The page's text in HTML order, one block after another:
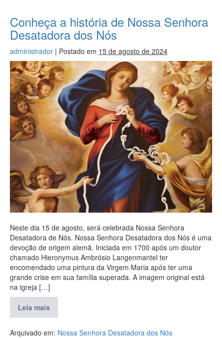
Conheça a história de Nossa Senhora
Desatadora dos Nós
administrador | Postado em 15 de agosto de 2024
Neste dia 15 de agosto, será celebrada Nossa Senhora
Desatadora de Nós. Nossa Senhora Desatadora dos Nós é uma
devoção de origem alemã. Iniciada em 1700 após um doutor
chamado Hieronymus Ambrósio Langenmantel ter
encomendado uma pintura da Virgem Maria após ter uma
grande crise em sua família superada. A imagem original está
na igreja […]
Leia mais
Arquivado em: Nossa Senhora Desatadora dos Nós